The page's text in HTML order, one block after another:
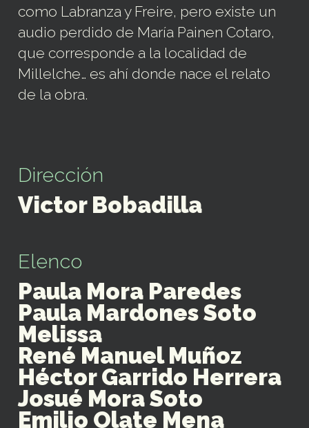
como Labranza y Freire, pero existe un
audio perdido de María Painen Cotaro,
que corresponde a la localidad de
Millelche… es ahí donde nace el relato
de la obra.
Dirección
Victor Bobadilla
Elenco
Paula Mora Paredes
Paula Mardones Soto
Melissa
René Manuel Muñoz
Héctor Garrido Herrera
Josué Mora Soto
Emilio Olate Mena